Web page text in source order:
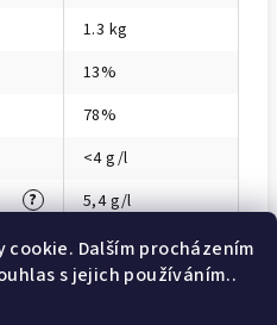
Dalším procházením
s jejich používáním..
1.3 kg
13%
78%
<4 g/l
?
5,4 g/l